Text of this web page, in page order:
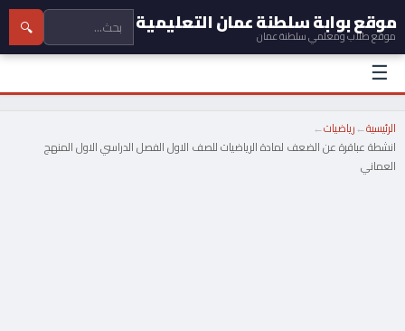
موقع بوابة سلطنة عمان التعليمية
موقع طلاب ومعلمي سلطنة عمان 🔍
☰
الرئيسية←رياضيات←
انشطة عباقرة عن الضعف لمادة الرياضيات للصف الاول الفصل الدراسي الاول المنهج
العماني